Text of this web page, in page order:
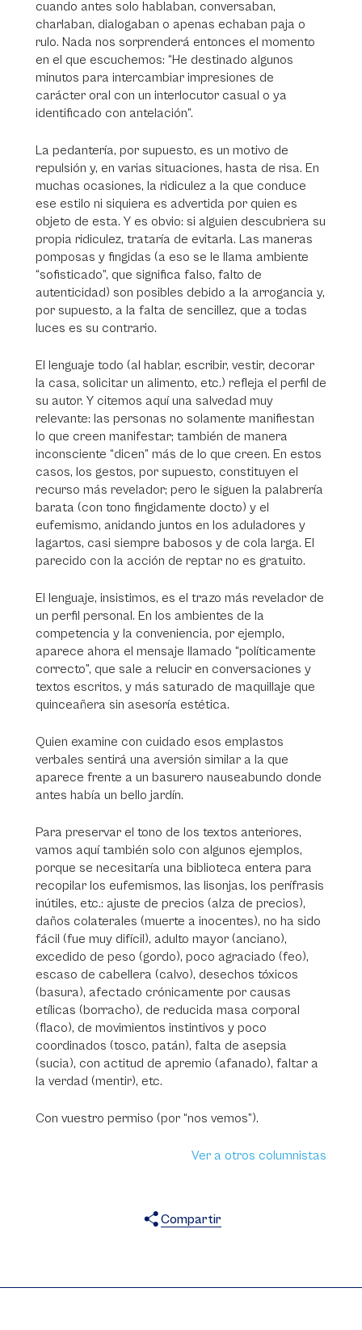
cuando antes solo hablaban, conversaban,
charlaban, dialogaban o apenas echaban paja o
rulo. Nada nos sorprenderá entonces el momento
en el que escuchemos: “He destinado algunos
minutos para intercambiar impresiones de
carácter oral con un interlocutor casual o ya
identificado con antelación”.
La pedantería, por supuesto, es un motivo de
repulsión y, en varias situaciones, hasta de risa. En
muchas ocasiones, la ridiculez a la que conduce
ese estilo ni siquiera es advertida por quien es
objeto de esta. Y es obvio: si alguien descubriera su
propia ridiculez, trataría de evitarla. Las maneras
pomposas y fingidas (a eso se le llama ambiente
“sofisticado”, que significa falso, falto de
autenticidad) son posibles debido a la arrogancia y,
por supuesto, a la falta de sencillez, que a todas
luces es su contrario.
El lenguaje todo (al hablar, escribir, vestir, decorar
la casa, solicitar un alimento, etc.) refleja el perfil de
su autor. Y citemos aquí una salvedad muy
relevante: las personas no solamente manifiestan
lo que creen manifestar; también de manera
inconsciente “dicen” más de lo que creen. En estos
casos, los gestos, por supuesto, constituyen el
recurso más revelador; pero le siguen la palabrería
barata (con tono fingidamente docto) y el
eufemismo, anidando juntos en los aduladores y
lagartos, casi siempre babosos y de cola larga. El
parecido con la acción de reptar no es gratuito.
El lenguaje, insistimos, es el trazo más revelador de
un perfil personal. En los ambientes de la
competencia y la conveniencia, por ejemplo,
aparece ahora el mensaje llamado “políticamente
correcto”, que sale a relucir en conversaciones y
textos escritos, y más saturado de maquillaje que
quinceañera sin asesoría estética.
Quien examine con cuidado esos emplastos
verbales sentirá una aversión similar a la que
aparece frente a un basurero nauseabundo donde
antes había un bello jardín.
Para preservar el tono de los textos anteriores,
vamos aquí también solo con algunos ejemplos,
porque se necesitaría una biblioteca entera para
recopilar los eufemismos, las lisonjas, los perífrasis
inútiles, etc.: ajuste de precios (alza de precios),
daños colaterales (muerte a inocentes), no ha sido
fácil (fue muy difícil), adulto mayor (anciano),
excedido de peso (gordo), poco agraciado (feo),
escaso de cabellera (calvo), desechos tóxicos
(basura), afectado crónicamente por causas
etílicas (borracho), de reducida masa corporal
(flaco), de movimientos instintivos y poco
coordinados (tosco, patán), falta de asepsia
(sucia), con actitud de apremio (afanado), faltar a
la verdad (mentir), etc.
Con vuestro permiso (por “nos vemos”).
Ver a otros columnistas
Compartir